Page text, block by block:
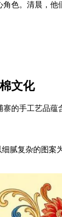
角色。清晨，他
文化
的手工艺品蕴
腻复杂的图案